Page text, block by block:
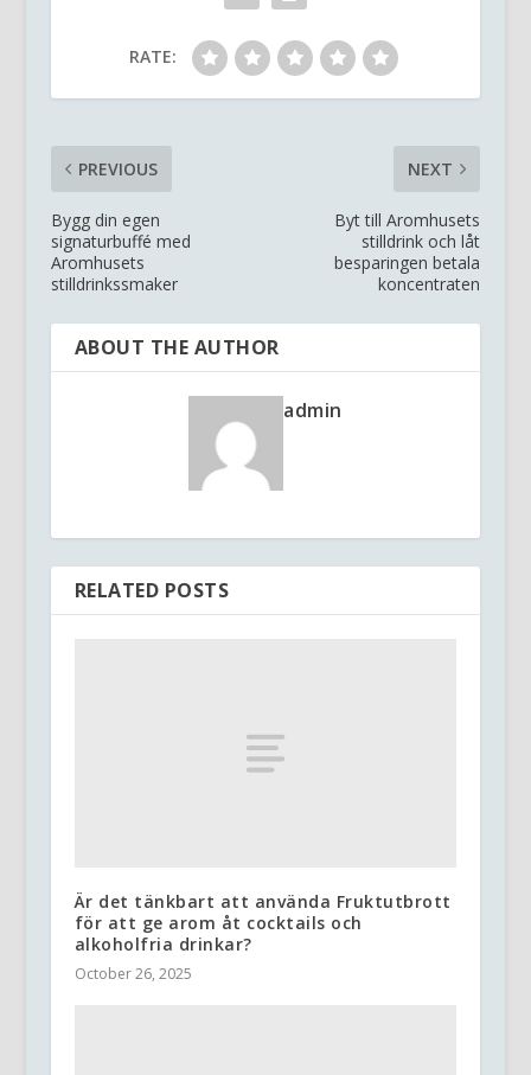
RATE:
PREVIOUS
Bygg din egen
signaturbuffé med
Aromhusets
stilldrinkssmaker
NEXT
Byt till Aromhusets
stilldrink och låt
besparingen betala
koncentraten
ABOUT THE AUTHOR
admin
RELATED POSTS
Är det tänkbart att använda Fruktutbrott
för att ge arom åt cocktails och
alkoholfria drinkar?
October 26, 2025